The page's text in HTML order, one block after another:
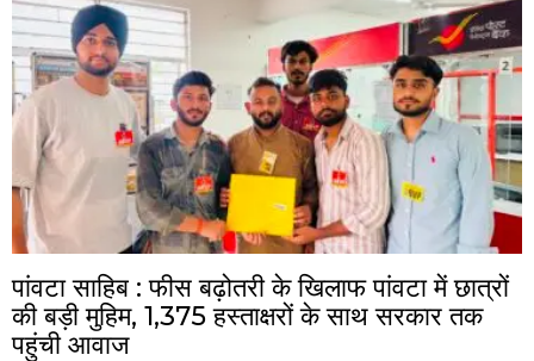
पांवटा साहिब : फीस बढ़ोतरी के खिलाफ पांवटा में छात्रों
की बड़ी मुहिम, 1,375 हस्ताक्षरों के साथ सरकार तक
पहुंची आवाज